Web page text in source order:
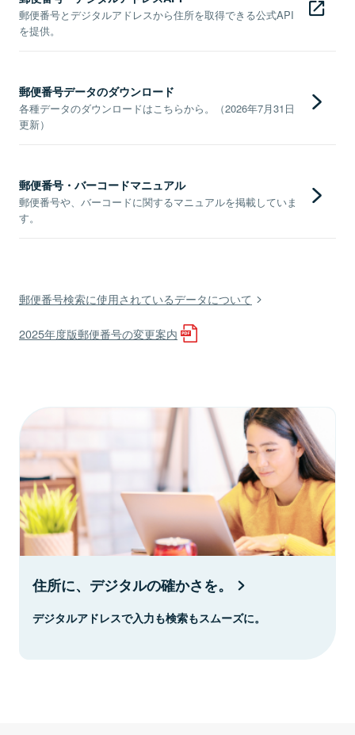
郵便番号とデジタルアドレスから住所を取得できる公式API
を提供。
郵便番号データのダウンロード
各種データのダウンロードはこちらから。（2026年7月31日
更新）
郵便番号・バーコードマニュアル
郵便番号や、バーコードに関するマニュアルを掲載していま
す。
郵便番号検索に使用されているデータについて
2025年度版郵便番号の変更案内
住所に、デジタルの確かさを。
デジタルアドレスで入力も検索もスムーズに。